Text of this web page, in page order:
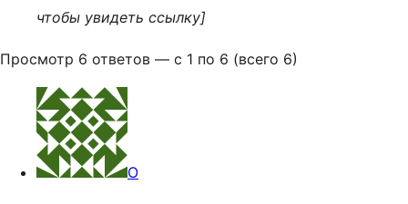
чтобы увидеть ссылку]
Просмотр 6 ответов — с 1 по 6 (всего 6)
O